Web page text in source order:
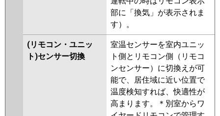
部に「換気」が表示されま
す）。
(リモコン・ユニッ
ト)センサー切換
室温センサーを室内ユニッ
ト側とリモコン側（リモコ
ンセンサー）に切換えが可
能で、居住域に近い位置で
温度検知すれば、快適性が
高まります。＊別室からワ